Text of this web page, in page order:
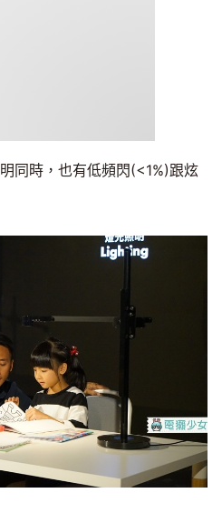
同時，也有低頻閃(<1%)跟炫